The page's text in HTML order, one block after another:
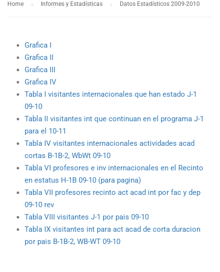
Home Informes y Estadísticas Datos Estadísticos 2009-2010
Grafica I
Grafica II
Grafica III
Grafica IV
Tabla I visitantes internacionales que han estado J-1
09-10
Tabla II visitantes int que continuan en el programa J-1
para el 10-11
Tabla IV visitantes internacionales actividades acad
cortas B-1B-2, WbWt 09-10
Tabla VI profesores e inv internacionales en el Recinto
en estatus H-1B 09-10 (para pagina)
Tabla VII profesores recinto act acad int por fac y dep
09-10 rev
Tabla VIII visitantes J-1 por pais 09-10
Tabla IX visitantes int para act acad de corta duracion
por pais B-1B-2, WB-WT 09-10